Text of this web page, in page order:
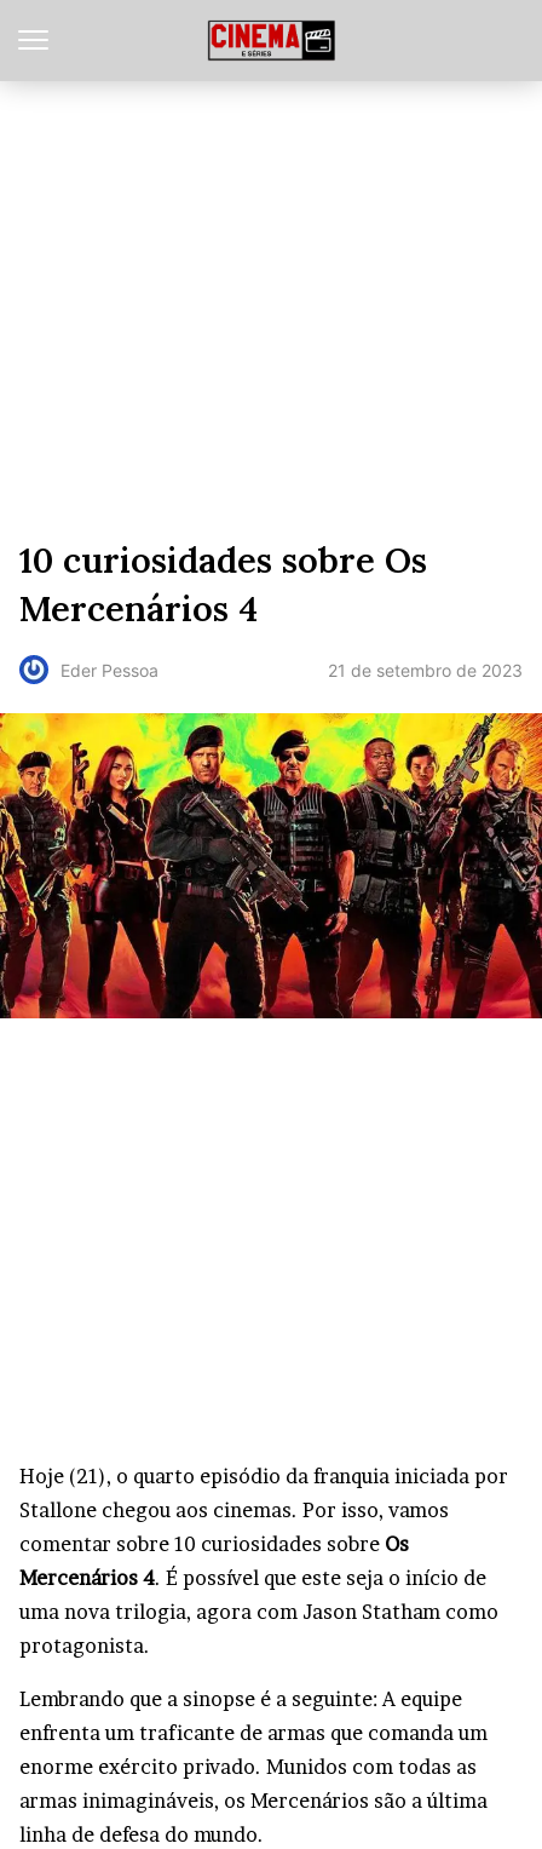
10 curiosidades sobre Os
Mercenários 4
Eder Pessoa 21 de setembro de 2023
Hoje (21), o quarto episódio da franquia iniciada por
Stallone chegou aos cinemas. Por isso, vamos
comentar sobre 10 curiosidades sobre Os
Mercenários 4. É possível que este seja o início de
uma nova trilogia, agora com Jason Statham como
protagonista.
Lembrando que a sinopse é a seguinte: A equipe
enfrenta um traficante de armas que comanda um
enorme exército privado. Munidos com todas as
armas inimagináveis, os Mercenários são a última
linha de defesa do mundo.